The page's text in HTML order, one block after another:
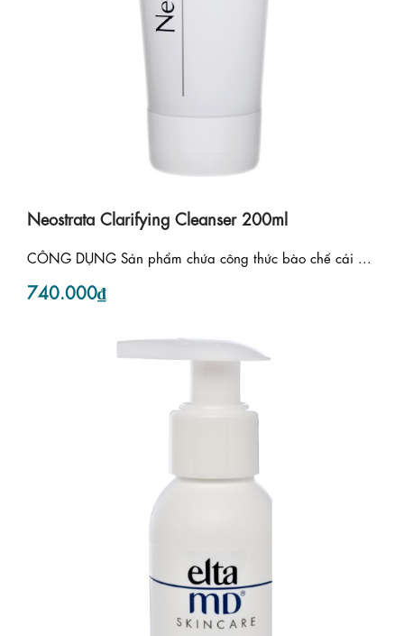
Neostrata Clarifying Cleanser 200ml
CÔNG DỤNG Sản phẩm chứa công thức bào chế cải ...
740.000₫